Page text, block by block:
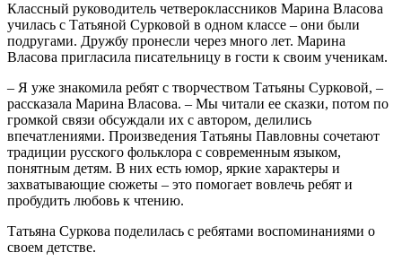
Классный руководитель четвероклассников Марина Власова
училась с Татьяной Сурковой в одном классе – они были
подругами. Дружбу пронесли через много лет. Марина
Власова пригласила писательницу в гости к своим ученикам.
– Я уже знакомила ребят с творчеством Татьяны Сурковой, –
рассказала Марина Власова. – Мы читали ее сказки, потом по
громкой связи обсуждали их с автором, делились
впечатлениями. Произведения Татьяны Павловны сочетают
традиции русского фольклора с современным языком,
понятным детям. В них есть юмор, яркие характеры и
захватывающие сюжеты – это помогает вовлечь ребят и
пробудить любовь к чтению.
Татьяна Суркова поделилась с ребятами воспоминаниями о
своем детстве.